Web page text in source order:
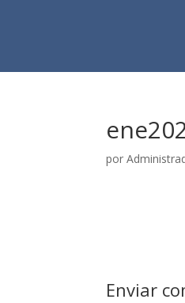
por
Enviar